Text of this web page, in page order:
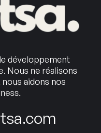
développement
Nous ne réalisons
aidons nos